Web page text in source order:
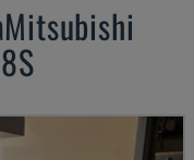
Mitsubishi